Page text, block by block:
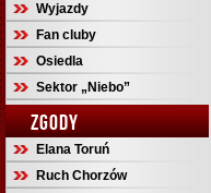
Wyjazdy
Fan cluby
Osiedla
Sektor „Niebo”
ZGODY
Elana Toruń
Ruch Chorzów